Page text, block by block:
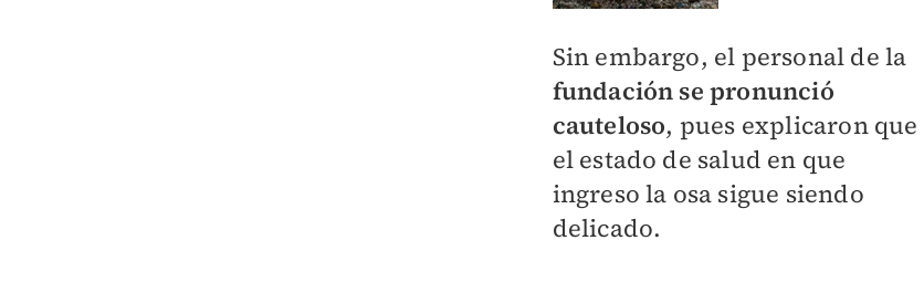
Sin embargo, el personal de la
fundación se pronunció
cauteloso, pues explicaron que
el estado de salud en que
ingreso la osa sigue siendo
delicado.